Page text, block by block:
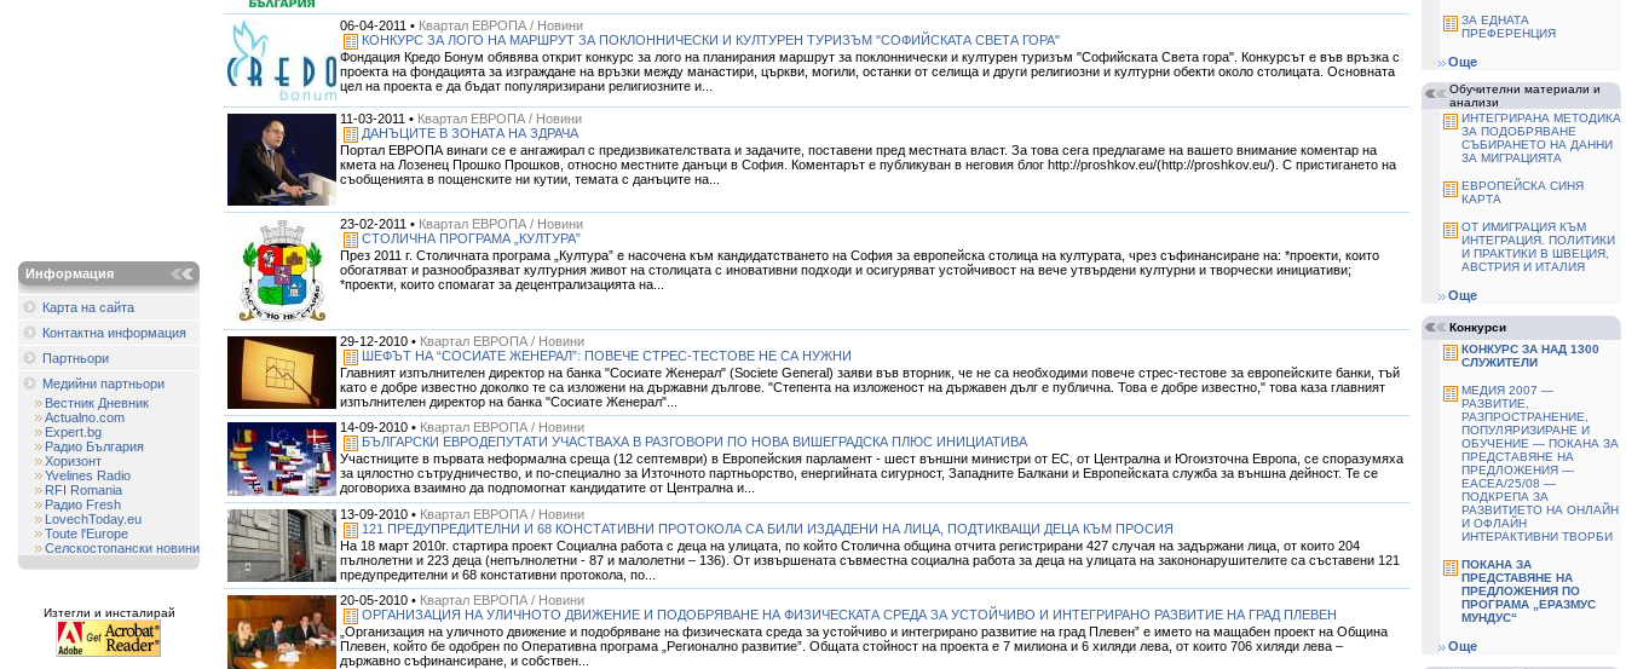
Информация
Карта на сайта
Контактна информация
Партньори
Медийни партньори
Вестник Дневник
Actualno.com
Expert.bg
Радио България
Хоризонт
Yvelines Radio
RFI Romania
Радио Fresh
LovechToday.eu
Toute l'Europe
Селскостопански новини
Изтегли и инсталирай
06-04-2011 • Квартал ЕВРОПА / Новини
КОНКУРС ЗА ЛОГО НА МАРШРУТ ЗА ПОКЛОННИЧЕСКИ И КУЛТУРЕН ТУРИЗЪМ "СОФИЙСКАТА СВЕТА ГОРА"
Фондация Кредо Бонум обявява открит конкурс за лого на планирания маршрут за поклоннически и културен туризъм "Софийската Света гора". Конкурсът е във връзка с
проекта на фондацията за изграждане на връзки между манастири, църкви, могили, останки от селища и други религиозни и културни обекти около столицата. Основната
цел на проекта е да бъдат популяризирани религиозните и...
11-03-2011 • Квартал ЕВРОПА / Новини
ДАНЪЦИТЕ В ЗОНАТА НА ЗДРАЧА
Портал ЕВРОПА винаги се е ангажирал с предизвикателствата и задачите, поставени пред местната власт. За това сега предлагаме на вашето внимание коментар на
кмета на Лозенец Прошко Прошков, относно местните данъци в София. Коментарът е публикуван в неговия блог http://proshkov.eu/(http://proshkov.eu/). С пристигането на
съобщенията в пощенските ни кутии, темата с данъците на...
23-02-2011 • Квартал ЕВРОПА / Новини
СТОЛИЧНА ПРОГРАМА „КУЛТУРА”
През 2011 г. Столичната програма „Култура” е насочена към кандидатстването на София за европейска столица на културата, чрез съфинансиране на: *проекти, които
обогатяват и разнообразяват културния живот на столицата с иновативни подходи и осигуряват устойчивост на вече утвърдени културни и творчески инициативи;
*проекти, които спомагат за децентрализацията на...
29-12-2010 • Квартал ЕВРОПА / Новини
ШЕФЪТ НА “СОСИАТЕ ЖЕНЕРАЛ”: ПОВЕЧЕ СТРЕС-ТЕСТОВЕ НЕ СА НУЖНИ
Главният изпълнителен директор на банка "Сосиате Женерал" (Societe General) заяви във вторник, че не са необходими повече стрес-тестове за европейските банки, тъй
като е добре известно доколко те са изложени на държавни дългове. "Степента на изложеност на държавен дълг е публична. Това е добре известно," това каза главният
изпълнителен директор на банка "Сосиате Женерал"...
14-09-2010 • Квартал ЕВРОПА / Новини
БЪЛГАРСКИ ЕВРОДЕПУТАТИ УЧАСТВАХА В РАЗГОВОРИ ПО НОВА ВИШЕГРАДСКА ПЛЮС ИНИЦИАТИВА
Участниците в първата неформална среща (12 септември) в Европейския парламент - шест външни министри от ЕС, от Централна и Югоизточна Европа, се споразумяха
за цялостно сътрудничество, и по-специално за Източното партньорство, енергийната сигурност, Западните Балкани и Европейската служба за външна дейност. Те се
договориха взаимно да подпомогнат кандидатите от Централна и...
13-09-2010 • Квартал ЕВРОПА / Новини
121 ПРЕДУПРЕДИТЕЛНИ И 68 КОНСТАТИВНИ ПРОТОКОЛА СА БИЛИ ИЗДАДЕНИ НА ЛИЦА, ПОДТИКВАЩИ ДЕЦА КЪМ ПРОСИЯ
На 18 март 2010г. стартира проект Социална работа с деца на улицата, по който Столична община отчита регистрирани 427 случая на задържани лица, от които 204
пълнолетни и 223 деца (непълнолетни - 87 и малолетни – 136). От извършената съвместна социална работа за деца на улицата на закононарушителите са съставени 121
предупредителни и 68 констативни протокола, по...
20-05-2010 • Квартал ЕВРОПА / Новини
ОРГАНИЗАЦИЯ НА УЛИЧНОТО ДВИЖЕНИЕ И ПОДОБРЯВАНЕ НА ФИЗИЧЕСКАТА СРЕДА ЗА УСТОЙЧИВО И ИНТЕГРИРАНО РАЗВИТИЕ НА ГРАД ПЛЕВЕН
„Организация на уличното движение и подобряване на физическата среда за устойчиво и интегрирано развитие на град Плевен” е името на мащабен проект на Община
Плевен, който бе одобрен по Оперативна програма „Регионално развитие”. Общата стойност на проекта е 7 милиона и 6 хиляди лева, от които 706 хиляди лева –
държавно съфинансиране, и собствен...
ЗА ЕДНАТА
ПРЕФЕРЕНЦИЯ
Още
Обучителни материали и
анализи
ИНТЕГРИРАНА МЕТОДИКА
ЗА ПОДОБРЯВАНЕ
СЪБИРАНЕТО НА ДАННИ
ЗА МИГРАЦИЯТА
ЕВРОПЕЙСКА СИНЯ
КАРТА
ОТ ИМИГРАЦИЯ КЪМ
ИНТЕГРАЦИЯ. ПОЛИТИКИ
И ПРАКТИКИ В ШВЕЦИЯ,
АВСТРИЯ И ИТАЛИЯ
Още
Конкурси
КОНКУРС ЗА НАД 1300
СЛУЖИТЕЛИ
МЕДИЯ 2007 —
РАЗВИТИЕ,
РАЗПРОСТРАНЕНИЕ,
ПОПУЛЯРИЗИРАНЕ И
ОБУЧЕНИЕ — ПОКАНА ЗА
ПРЕДСТАВЯНЕ НА
ПРЕДЛОЖЕНИЯ —
EACEA/25/08 —
ПОДКРЕПА ЗА
РАЗВИТИЕТО НА ОНЛАЙН
И ОФЛАЙН
ИНТЕРАКТИВНИ ТВОРБИ
ПОКАНА ЗА
ПРЕДСТАВЯНЕ НА
ПРЕДЛОЖЕНИЯ ПО
ПРОГРАМА „ЕРАЗМУС
МУНДУС“
Още